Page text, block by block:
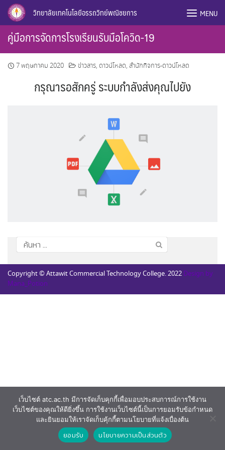
Skip
content
วิทยาลัยเทคโนโลยีอรรถวิทย์พณิชยการ MENU
คู่มือการจัดการโรงเรียนรับมือโควิด-19
7 พฤษภาคม 2020 ข่าวสาร, ดาวน์โหลด, สำนักกิจการ-ดาวน์โหลด
กรุณารอสักครู่ ระบบกำลังส่งคุณไปยัง
ค้นหา
สำหรับ:
Copyright © Attawit Commercial Technology College. 2022 Design by
Mana_Potion
เว็บไซต์ atc.ac.th มีการจัดเก็บคุกกี้เพื่อมอบประสบการณ์การใช้งาน
เว็บไซต์ของคุณให้ดียิ่งขึ้น การใช้งานเว็บไซต์นี้เป็นการยอมรับข้อกำหนด
และยินยอมให้เราจัดเก็บคุ้กกี้ตามนโยบายที่แจ้งเบื่องต้น
ยอมรับ นโยบายความเป็นส่วนตัว